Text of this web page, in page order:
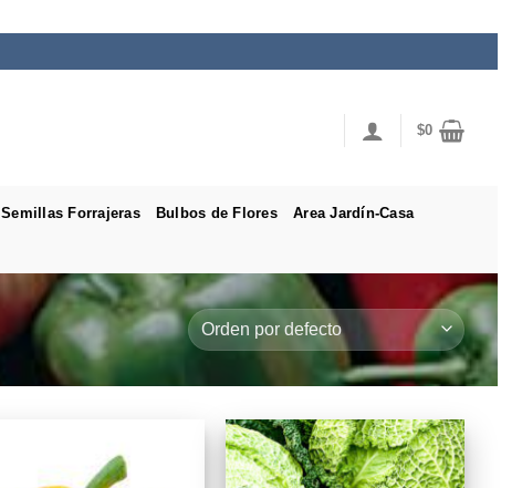
$0
Semillas Forrajeras Bulbos de Flores Area Jardín-Casa